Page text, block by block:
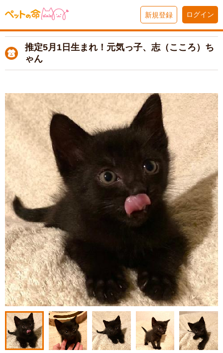
新規登録 ログイン
推定5月1日生まれ！元気っ子、志（こころ）ち
ゃん